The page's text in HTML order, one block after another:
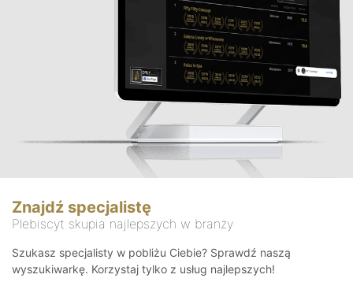
Znajdź specjalistę
Plebiscyt skupia najlepszych w branży
Szukasz specjalisty w pobliżu Ciebie? Sprawdź naszą
wyszukiwarkę. Korzystaj tylko z usług najlepszych!